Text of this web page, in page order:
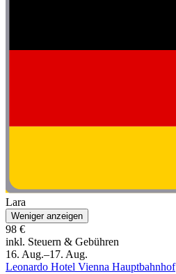
Lara
Weniger anzeigen
98 €
inkl. Steuern & Gebühren
16. Aug.–17. Aug.
Leonardo Hotel Vienna Hauptbahnhof